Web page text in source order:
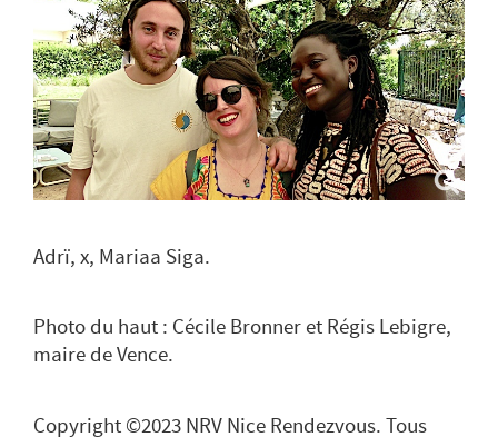
Adrï, x, Mariaa Siga.
Photo du haut : Cécile Bronner et Régis Lebigre,
maire de Vence.
Copyright ©2023 NRV Nice Rendezvous. Tous